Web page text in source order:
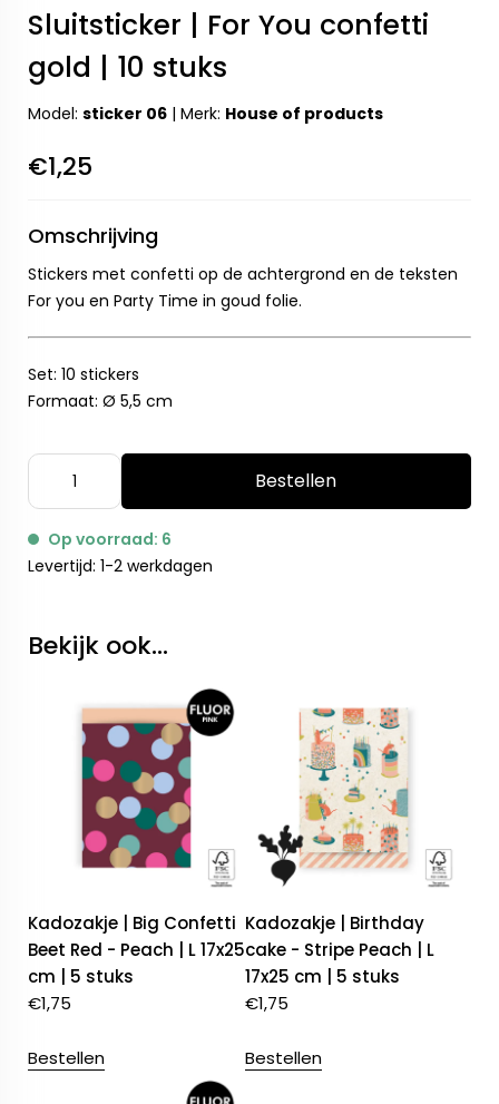
Sluitsticker | For You confetti
gold | 10 stuks
Model: sticker 06 | Merk: House of products
€1,25
Omschrijving
Stickers met confetti op de achtergrond en de teksten
For you en Party Time in goud folie.
Set: 10 stickers
Formaat: Ø 5,5 cm
Bestellen
Op voorraad: 6
Levertijd: 1-2 werkdagen
Bekijk ook...
Kadozakje | Big Confetti
Beet Red - Peach | L 17x25
cm | 5 stuks
€1,75
Bestellen
Kadozakje | Birthday
cake - Stripe Peach | L
17x25 cm | 5 stuks
€1,75
Bestellen